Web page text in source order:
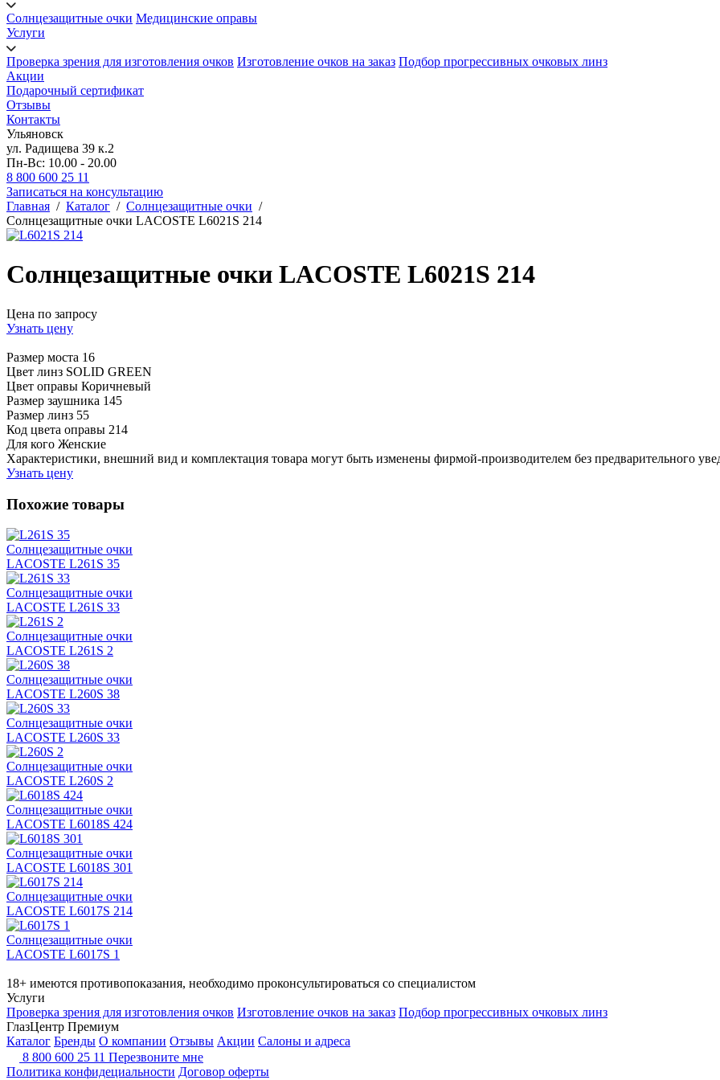
Солнцезащитные очки Медицинские оправы
Услуги
Проверка зрения для изготовления очков Изготовление очков на заказ Подбор прогрессивных очковых линз
Акции
Подарочный сертификат
Отзывы
Контакты
Ульяновск
ул. Радищева 39 к.2
Пн-Вс: 10.00 - 20.00
8 800 600 25 11
Записаться на консультацию
Главная / Каталог / Солнцезащитные очки /
Солнцезащитные очки LACOSTE L6021S 214
Солнцезащитные очки LACOSTE L6021S 214
Цена по запросу
Узнать цену
Размер моста 16
Цвет линз SOLID GREEN
Цвет оправы Коричневый
Размер заушника 145
Размер линз 55
Код цвета оправы 214
Для кого Женские
Характеристики, внешний вид и комплектация товара могут быть изменены фирмой-производителем без предварительного
Узнать цену
Похожие товары
Солнцезащитные очки
LACOSTE L261S 35
Солнцезащитные очки
LACOSTE L261S 33
Солнцезащитные очки
LACOSTE L261S 2
Солнцезащитные очки
LACOSTE L260S 38
Солнцезащитные очки
LACOSTE L260S 33
Солнцезащитные очки
LACOSTE L260S 2
Солнцезащитные очки
LACOSTE L6018S 424
Солнцезащитные очки
LACOSTE L6018S 301
Солнцезащитные очки
LACOSTE L6017S 214
Солнцезащитные очки
LACOSTE L6017S 1
18+ имеются противопоказания, необходимо проконсультироваться со специалистом
Услуги
Проверка зрения для изготовления очков Изготовление очков на заказ Подбор прогрессивных очковых линз
ГлазЦентр Премиум
Каталог Бренды О компании Отзывы Акции Салоны и адреса
8 800 600 25 11 Перезвоните мне
Политика конфидециальности Договор оферты